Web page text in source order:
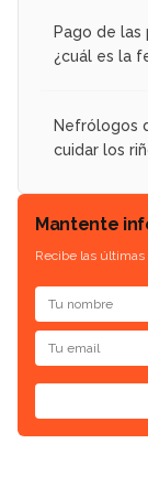
Pago de las
¿cuál es la
Nefrólogos
cuidar los
Mantente
Recibe las